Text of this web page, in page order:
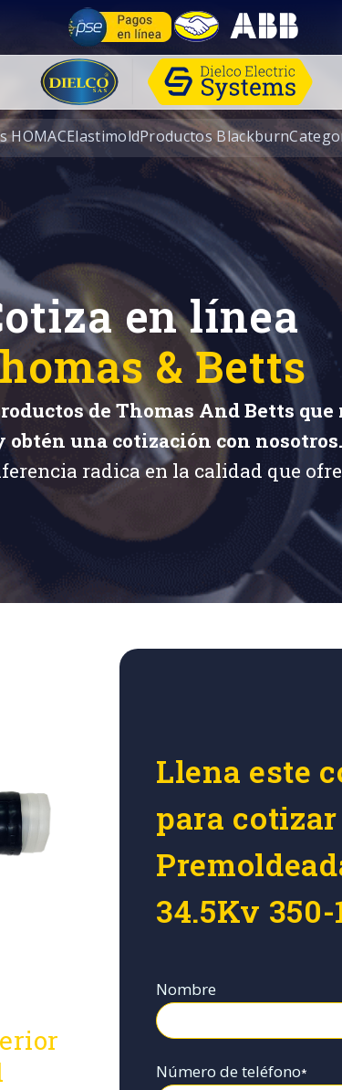
HOMACElastimoldProductos Blackburn
en línea
& Betts
de Thomas And Betts que
obtén una cotización con nosotros.
radica en la calidad que
Llena este
para
34.5Kv
Nombre
Número de teléfono*